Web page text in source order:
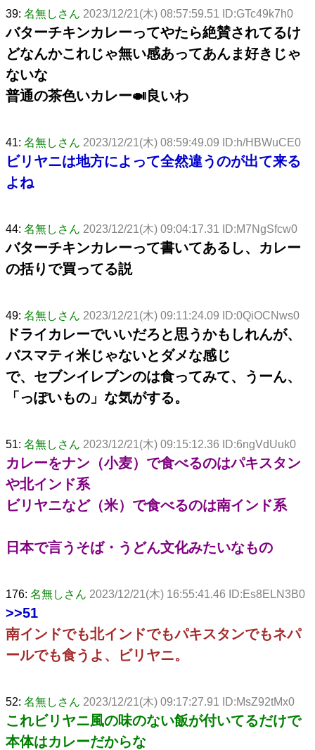
39: 名無しさん 2023/12/21(木) 08:57:59.51 ID:GTc49k7h0
バターチキンカレーってやたら絶賛されてるけ
どなんかこれじゃ無い感あってあんま好きじゃ
ないな
普通の茶色いカレー🍛良いわ
41: 名無しさん 2023/12/21(木) 08:59:49.09 ID:h/HBWuCE0
ビリヤニは地方によって全然違うのが出て来る
よね
44: 名無しさん 2023/12/21(木) 09:04:17.31 ID:M7NgSfcw0
バターチキンカレーって書いてあるし、カレー
の括りで買ってる説
49: 名無しさん 2023/12/21(木) 09:11:24.09 ID:0QiOCNws0
ドライカレーでいいだろと思うかもしれんが、
バスマティ米じゃないとダメな感じ
で、セブンイレブンのは食ってみて、うーん、
「っぽいもの」な気がする。
51: 名無しさん 2023/12/21(木) 09:15:12.36 ID:6ngVdUuk0
カレーをナン（小麦）で食べるのはパキスタン
や北インド系
ビリヤニなど（米）で食べるのは南インド系
日本で言うそば・うどん文化みたいなもの
176: 名無しさん 2023/12/21(木) 16:55:41.46 ID:Es8ELN3B0
>>51
南インドでも北インドでもパキスタンでもネパ
ールでも食うよ、ビリヤニ。
52: 名無しさん 2023/12/21(木) 09:17:27.91 ID:MsZ92tMx0
これビリヤニ風の味のない飯が付いてるだけで
本体はカレーだからな